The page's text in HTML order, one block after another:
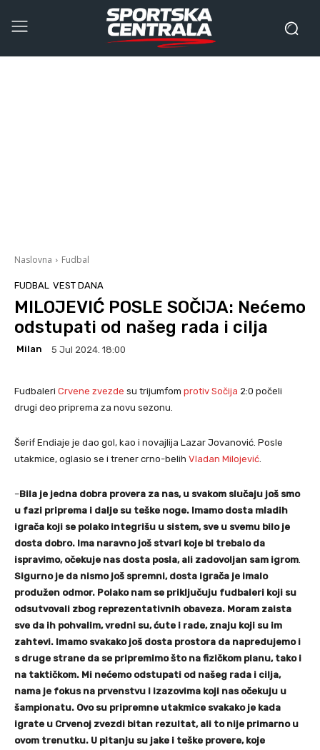
Naslovna Fudbal
FUDBAL VEST DANA
MILOJEVIĆ POSLE SOČIJA: Nećemo
odstupati od našeg rada i cilja
Milan 5 Jul 2024. 18:00
Fudbaleri Crvene zvezde su trijumfom protiv Sočija 2:0 počeli
drugi deo priprema za novu sezonu.
Šerif Endiaje je dao gol, kao i novajlija Lazar Jovanović. Posle
utakmice, oglasio se i trener crno-belih Vladan Milojević
–Bila je jedna dobra provera za nas, u svakom slučaju još smo
u fazi priprema i dalje su teške noge. Imamo dosta mladih
igrača koji se polako integrišu u sistem, sve u svemu bilo je
dosta dobro. Ima naravno još stvari koje bi trebalo da
ispravimo, očekuje nas dosta posla, ali zadovoljan sam igrom
Sigurno je da nismo još spremni, dosta igrača je imalo
produžen odmor. Polako nam se priključuju fudbaleri koji su
odsutvovali zbog reprezentativnih obaveza. Moram zaista
sve da ih pohvalim, vredni su, ćute i rade, znaju koji su im
zahtevi. Imamo svakako još dosta prostora da napredujemo i
s druge strane da se pripremimo što na fizičkom planu, tako i
na taktičkom. Mi nećemo odstupati od našeg rada i cilja,
nama je fokus na prvenstvu i izazovima koji nas očekuju u
šampionatu. Ovo su pripremne utakmice svakako je kada
igrate u Crvenoj zvezdi bitan rezultat, ali to nije primarno u
ovom trenutku. U pitanju su jake i teške provere, koje